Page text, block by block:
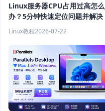
Linux服务器CPU占用过高怎么
办？5分钟快速定位问题并解决
Linux教程2026-07-22